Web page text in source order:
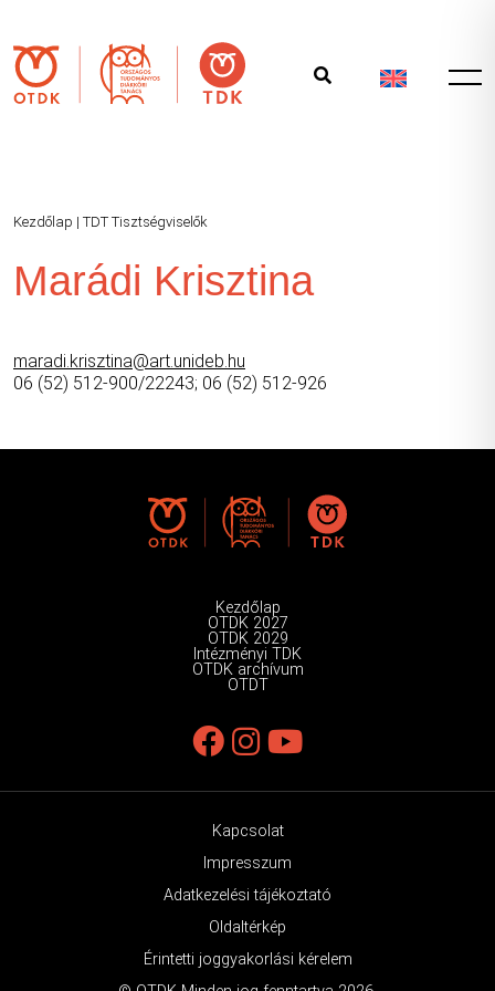
Kezdőlap | TDT Tisztségviselők
Marádi Krisztina
maradi.krisztina@art.unideb.hu
06 (52) 512-900/22243; 06 (52) 512-926
Kezdőlap
OTDK 2027
OTDK 2029
Intézményi TDK
OTDK archívum
OTDT
Kapcsolat
Impresszum
Adatkezelési tájékoztató
Oldaltérkép
Érintetti joggyakorlási kérelem